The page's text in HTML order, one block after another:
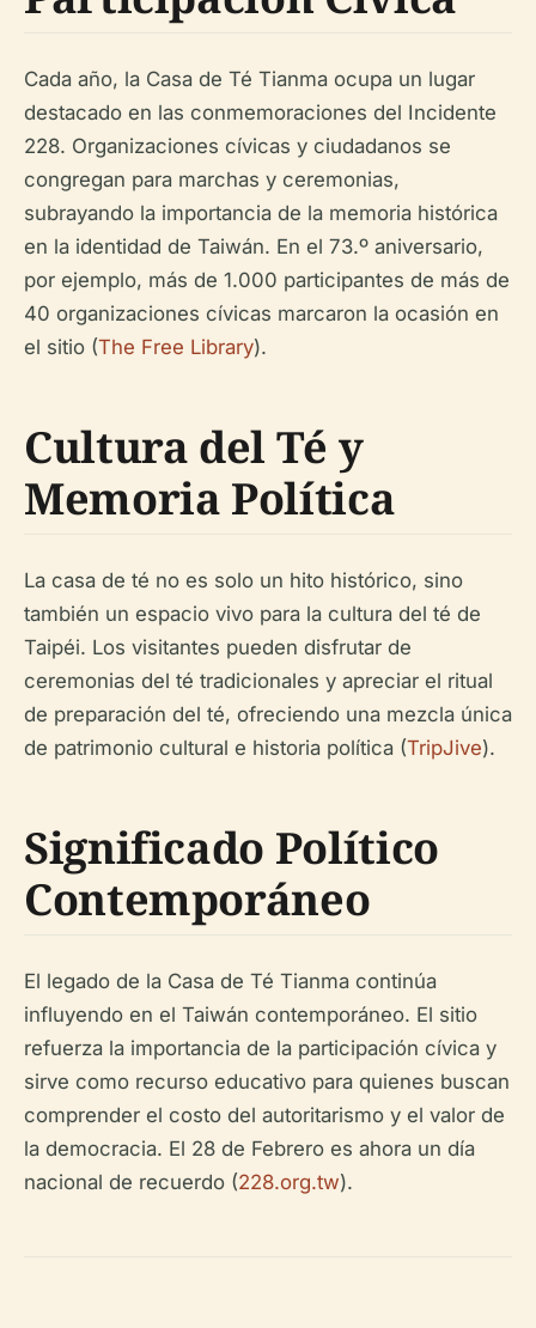
Cada año, la Casa de Té Tianma ocupa un lugar
destacado en las conmemoraciones del Incidente
228. Organizaciones cívicas y ciudadanos se
congregan para marchas y ceremonias,
subrayando la importancia de la memoria histórica
en la identidad de Taiwán. En el 73.º aniversario,
por ejemplo, más de 1.000 participantes de más de
40 organizaciones cívicas marcaron la ocasión en
el sitio (The Free Library).
Cultura del Té y
Memoria Política
La casa de té no es solo un hito histórico, sino
también un espacio vivo para la cultura del té de
Taipéi. Los visitantes pueden disfrutar de
ceremonias del té tradicionales y apreciar el ritual
de preparación del té, ofreciendo una mezcla única
de patrimonio cultural e historia política (TripJive).
Significado Político
Contemporáneo
El legado de la Casa de Té Tianma continúa
influyendo en el Taiwán contemporáneo. El sitio
refuerza la importancia de la participación cívica y
sirve como recurso educativo para quienes buscan
comprender el costo del autoritarismo y el valor de
la democracia. El 28 de Febrero es ahora un día
nacional de recuerdo (228.org.tw).